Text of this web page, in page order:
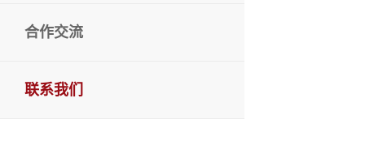
合作交流
联系我们